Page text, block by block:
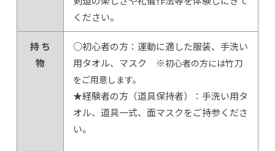
ください。
持 ち
物
○初心者の方：運動に適した服装、手洗い
用タオル、マスク ※初心者の方には竹刀
をご用意します。
★経験者の方（道具保持者）：手洗い用タ
オル、道具一式、面マスクをご持参くださ
い。